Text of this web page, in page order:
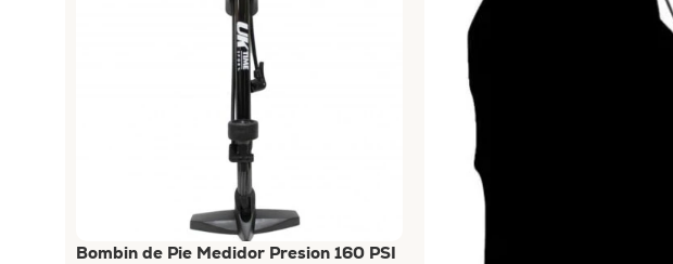
Bombin de Pie Medidor Presion 160 PSI